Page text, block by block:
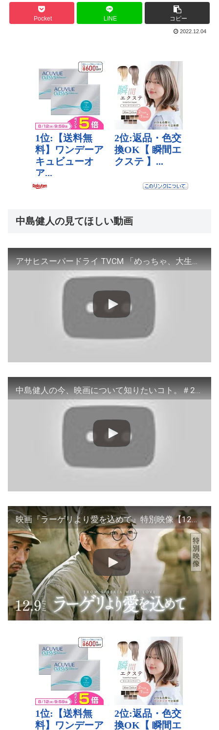
Pocket LINE コピー
2022.12.04
中島健人の見てほしい動画
アサヒスーパードライ TVCM 「めっちゃ、大生！この乾杯、最高！」篇 中島健人 菊池風磨
中島健人の今、映画について知りたいコト。＃23 プロモーション動画【WOWOW】
映画『ラーゲリより愛を込めて』特別映像【12月9日(金)公開】